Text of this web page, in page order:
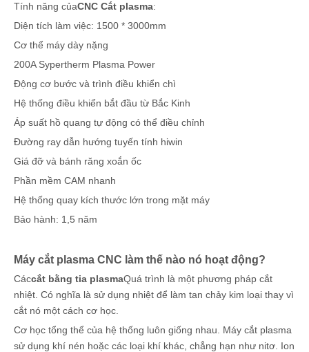
Tính năng củaCNC Cắt plasma:
Diện tích làm việc: 1500 * 3000mm
Cơ thể máy dày nặng
200A Sypertherm Plasma Power
Động cơ bước và trình điều khiển chì
Hệ thống điều khiển bắt đầu từ Bắc Kinh
Áp suất hồ quang tự động có thể điều chỉnh
Đường ray dẫn hướng tuyến tính hiwin
Giá đỡ và bánh răng xoắn ốc
Phần mềm CAM nhanh
Hệ thống quay kích thước lớn trong mặt máy
Bảo hành: 1,5 năm
Máy cắt plasma CNC làm thế nào nó hoạt động?
Cáccắt bằng tia plasmaQuá trình là một phương pháp cắt
nhiệt. Có nghĩa là sử dụng nhiệt để làm tan chảy kim loại thay vì
cắt nó một cách cơ học.
Cơ học tổng thể của hệ thống luôn giống nhau. Máy cắt plasma
sử dụng khí nén hoặc các loại khí khác, chẳng hạn như nitơ. Ion